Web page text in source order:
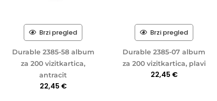
Brzi pregled
Durable 2385-58 album
za 200 vizitkartica,
antracit
22,45 €
Brzi pregled
Durable 2385-07 album
za 200 vizitkartica, plavi
22,45 €